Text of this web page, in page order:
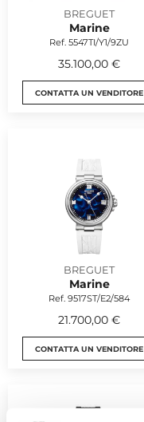
BREGUET
Marine
Ref. 5547TI/Y1/9ZU
35.100,00 €
CONTATTA UN VENDITORE
BREGUET
Marine
Ref. 9517ST/E2/584
21.700,00 €
CONTATTA UN VENDITORE